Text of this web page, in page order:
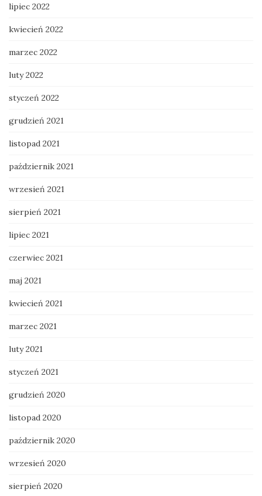
lipiec 2022
kwiecień 2022
marzec 2022
luty 2022
styczeń 2022
grudzień 2021
listopad 2021
październik 2021
wrzesień 2021
sierpień 2021
lipiec 2021
czerwiec 2021
maj 2021
kwiecień 2021
marzec 2021
luty 2021
styczeń 2021
grudzień 2020
listopad 2020
październik 2020
wrzesień 2020
sierpień 2020